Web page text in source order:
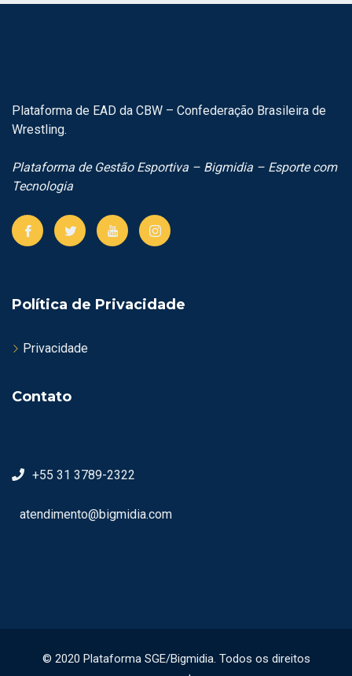
Plataforma de EAD da CBW – Confederação Brasileira de
Wrestling.
Plataforma de Gestão Esportiva – Bigmidia – Esporte com
Tecnologia
Política de Privacidade
Privacidade
Contato
+55 31 3789-2322
atendimento@bigmidia.com
© 2020 Plataforma SGE/Bigmidia. Todos os direitos